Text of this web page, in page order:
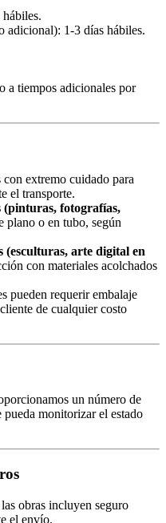
adicional): 1-3 días hábiles.
a tiempos adicionales por
con extremo cuidado para
el transporte.
(pinturas, fotografías,
plano o en tubo, según
(esculturas, arte digital en
con materiales acolchados
pueden requerir embalaje
de cualquier costo
un número de
monitorizar el estado
obras incluyen seguro
el envío.